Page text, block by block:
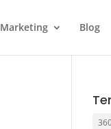
Marketing Blog